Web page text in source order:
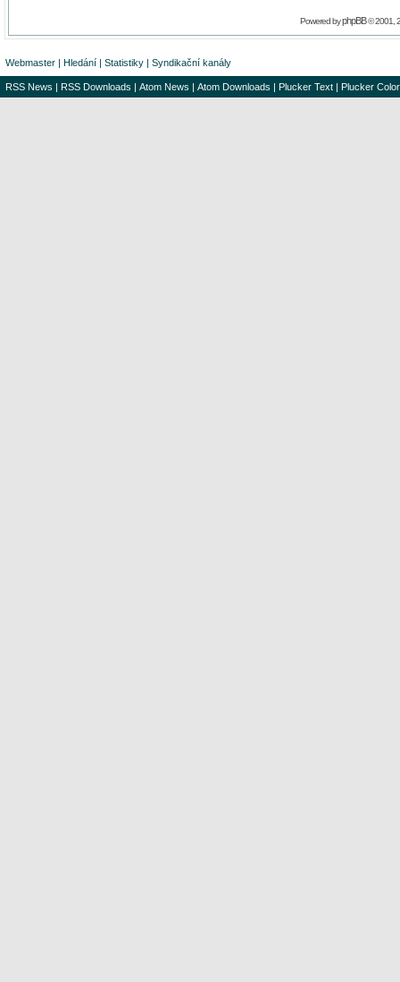
Powered byphpBB© 2001,
Webmaster | Hledání | Statistiky | Syndikační kanály
RSS News | RSS Downloads | Atom News | Atom Downloads | Plucker Text | Plucker Color